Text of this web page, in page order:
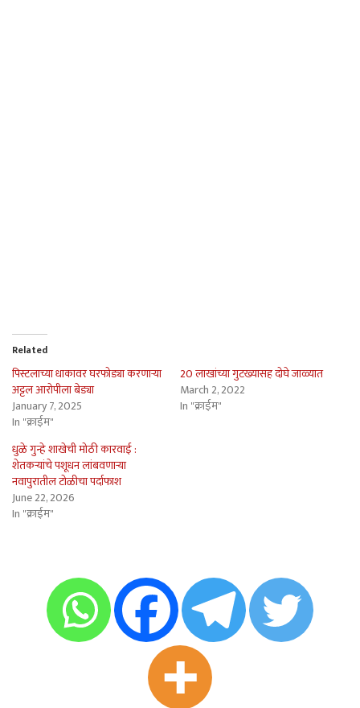
Related
पिस्टलाच्या धाकावर घरफोड्या करणार्‍या
अट्टल आरोपीला बेड्या
January 7, 2025
In "क्राईम"
20 लाखांच्या गुटख्यासह दोघे जाळ्यात
March 2, 2022
In "क्राईम"
धुळे गुन्हे शाखेची मोठी कारवाई :
शेतकर्‍यांचे पशूधन लांबवणार्‍या
नवापुरातील टोळीचा पर्दाफाश
June 22, 2026
In "क्राईम"